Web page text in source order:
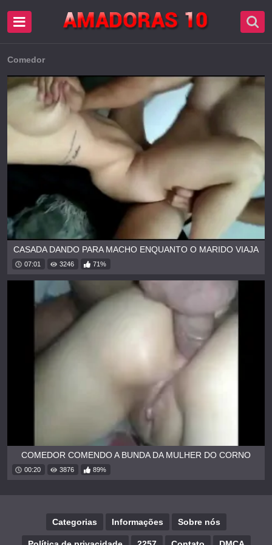
Comedor
CASADA DANDO PARA MACHO ENQUANTO O MARIDO VIAJA
07:01 3246 71%
COMEDOR COMENDO A BUNDA DA MULHER DO CORNO
00:20 3876 89%
Categorias Informações Sobre nós